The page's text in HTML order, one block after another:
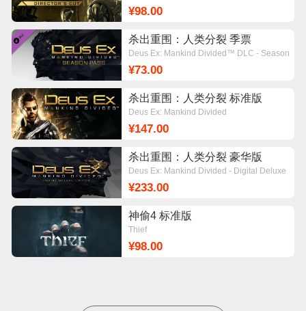
¥98.00
杀出重围：人类分裂 季票
Deus Ex: Mankind Divided™ DLC - Season
¥73.00
杀出重围：人类分裂 标准版
Deus Ex: Mankind Divided
¥147.00
杀出重围：人类分裂 豪华版
Deus Ex: Mankind Divided - Digital Deluxe
¥233.00
神偷4 标准版
Thief
¥98.00